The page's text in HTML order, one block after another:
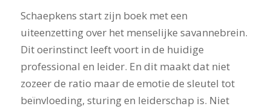
Schaepkens start zijn boek met een
uiteenzetting over het menselijke savannebrein.
Dit oerinstinct leeft voort in de huidige
professional en leider. En dit maakt dat niet
zozeer de ratio maar de emotie de sleutel tot
beïnvloeding, sturing en leiderschap is. Niet